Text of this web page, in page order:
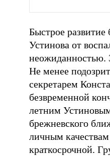
Быстрое развитие
Устинова от
неожиданностью.
Не менее
секретарем
безвременной
летним
брежневского
личным
краткосрочной.